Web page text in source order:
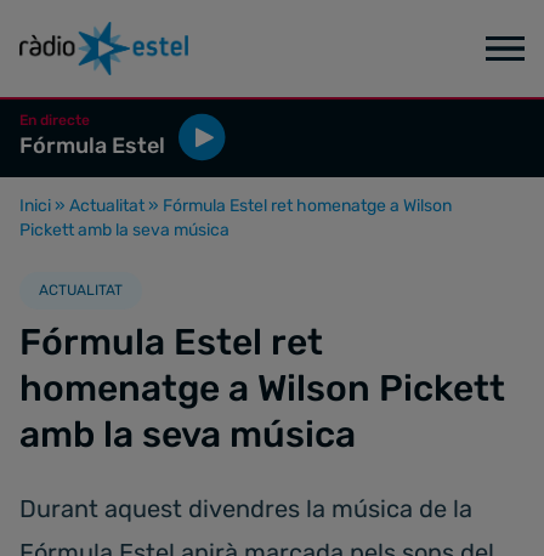
En directe
Fórmula Estel
Inici » Actualitat » Fórmula Estel ret homenatge a Wilson
Pickett amb la seva música
ACTUALITAT
Fórmula Estel ret
homenatge a Wilson Pickett
amb la seva música
Durant aquest divendres la música de la